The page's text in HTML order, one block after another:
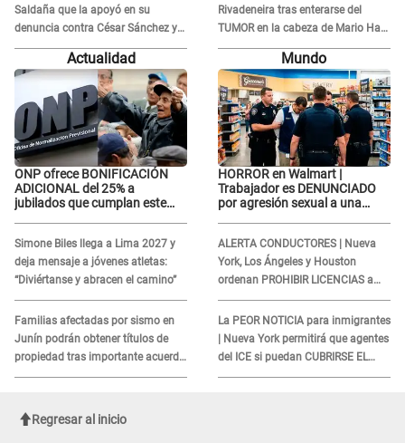
Saldaña que la apoyó en su
denuncia contra César Sánchez y
confrontó al dueño de 'La Bella
Rivadeneira tras enterarse del
TUMOR en la cabeza de Mario Hart:
"Ella estaba muy..."
Actualidad
ONP ofrece BONIFICACIÓN
ADICIONAL del 25% a
jubilados que cumplan este
Simone Biles llega a Lima 2027 y
deja mensaje a jóvenes atletas:
“Diviértanse y abracen el camino”
Familias afectadas por sismo en
Junín podrán obtener títulos de
propiedad tras importante acuerdo
de Cofopri
Mundo
HORROR en Walmart |
Trabajador es DENUNCIADO
por agresión sexual a una
ALERTA CONDUCTORES | Nueva
York, Los Ángeles y Houston
ordenan PROHIBIR LICENCIAS a
quienes no presenten ESTE
DOCUMENTO
La PEOR NOTICIA para inmigrantes
| Nueva York permitirá que agentes
del ICE si puedan CUBRIRSE EL
ROSTRO
Regresar al inicio